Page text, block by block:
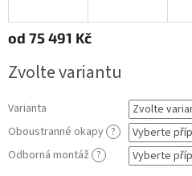
od 75 491 Kč
cena:
Zvolte variantu
Varianta
Oboustranné okapy ?
Odborná montáž ?